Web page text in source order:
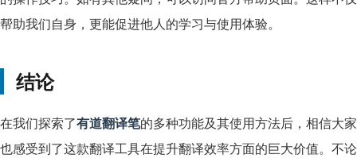
帮助我们自身，更能促进他人的学习与使用体验。
结论
在我们探索了有道翻译笔的多种功能及其使用方法后，相信大家
也感受到了这款翻译工具在提升翻译效率方面的巨大价值。不论